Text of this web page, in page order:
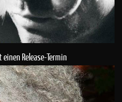
Release-Termin